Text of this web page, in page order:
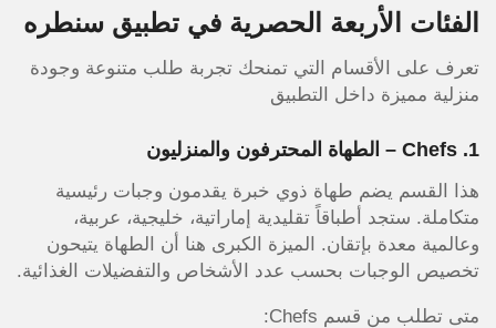
الفئات الأربعة الحصرية في تطبيق سنطره
تعرف على الأقسام التي تمنحك تجربة طلب متنوعة وجودة
منزلية مميزة داخل التطبيق
1. Chefs – الطهاة المحترفون والمنزليون
هذا القسم يضم طهاة ذوي خبرة يقدمون وجبات رئيسية
متكاملة. ستجد أطباقاً تقليدية إماراتية، خليجية، عربية،
وعالمية معدة بإتقان. الميزة الكبرى هنا أن الطهاة يتيحون
تخصيص الوجبات بحسب عدد الأشخاص والتفضيلات الغذائية.
متى تطلب من قسم Chefs: